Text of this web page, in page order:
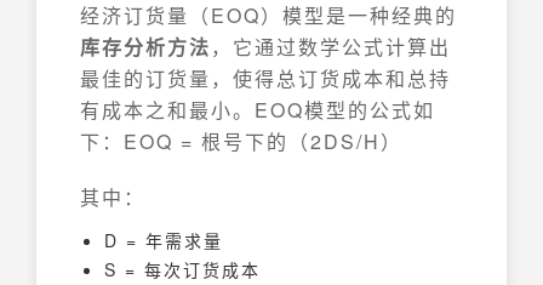
经济订货量（EOQ）模型是一种经典的
库存分析方法 ，它通过数学公式计算出
最佳的订货量，使得总订货成本和总持
有成本之和最小。EOQ模型的公式如
下：EOQ = 根号下的（2DS/H）
其中：
D = 年需求量
S = 每次订货成本